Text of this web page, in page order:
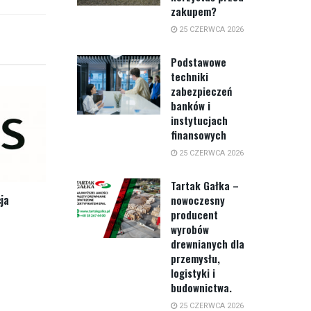
zakupem?
25 CZERWCA 2026
Podstawowe
techniki
zabezpieczeń
banków i
instytucjach
finansowych
25 CZERWCA 2026
Tartak Gałka –
nowoczesny
producent
wyrobów
drewnianych dla
przemysłu,
logistyki i
budownictwa.
25 CZERWCA 2026